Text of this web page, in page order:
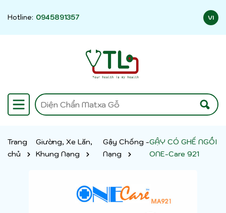
Hotline: 0945891357 VI
Trang
chủ
Giường, Xe Lăn,
Khung Nạng
Gậy Chống -
Nạng
GẬY CÓ GHẾ NGỒI
ONE-Care 921